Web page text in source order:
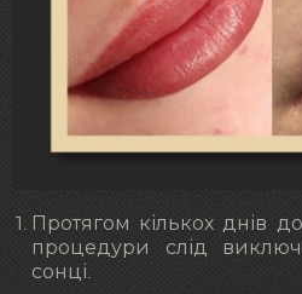
Протягом кількох днів
процедури слід
сонці.